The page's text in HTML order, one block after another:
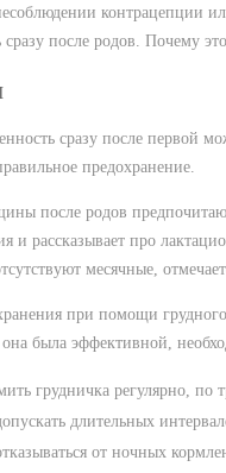
контрацепции
сразу после родов. Почему
сразу после первой
предохранение.
после родов
и рассказывает про
месячные,
при помощи
была эффективной,
грудничка регулярно, по
длительных
от ночных